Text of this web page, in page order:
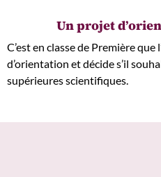
Un projet
C’est en classe de Première
d’orientation et décide s’il
supérieures scientifiques.